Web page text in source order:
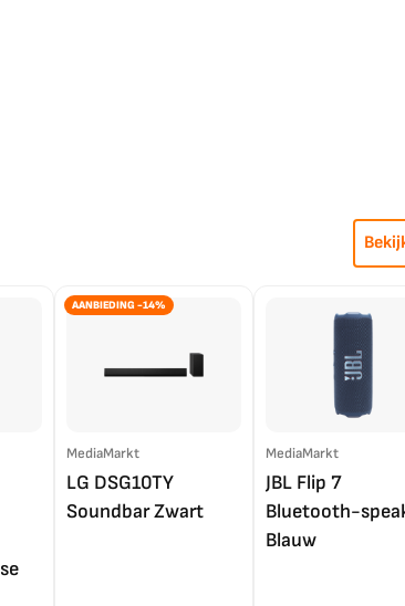
AANBIEDING -14%
MediaMarkt
LG DSG10TY
Soundbar Zwart
MediaMarkt
JBL Flip 7
Bluetooth-
Blauw